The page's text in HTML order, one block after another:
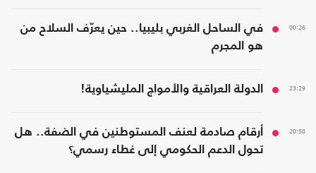
00:26
في الساحل الغربي بليبيا.. حين يعرّف السلاح من
هو المجرم
23:29 الدولة العراقية والأمواج المليشياوية!
20:58
أرقام صادمة لعنف المستوطنين في الضفة.. هل
تحول الدعم الحكومي إلى غطاء رسمي؟